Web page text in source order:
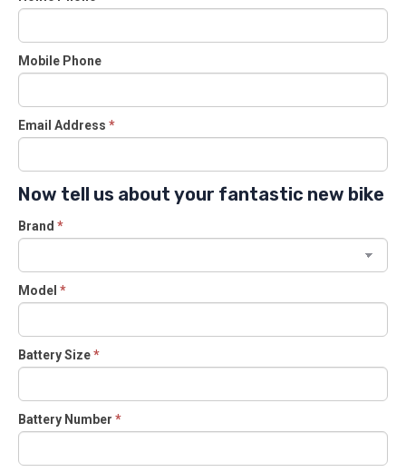
Mobile Phone
Email Address *
Now tell us about your fantastic new bike
Brand *
Model *
Battery Size*
Battery Number *